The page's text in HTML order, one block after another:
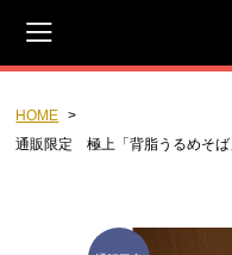
HOME
通販限定 極上「背脂うるめそ